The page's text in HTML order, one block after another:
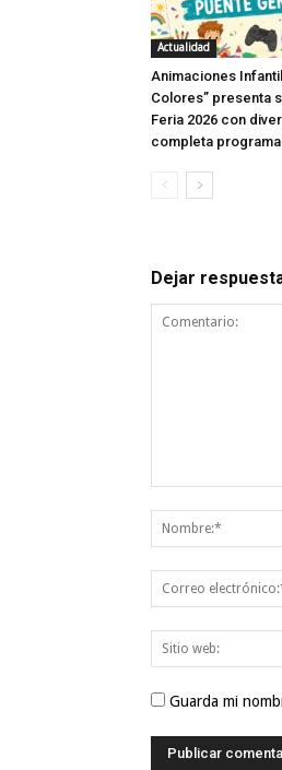
Actualidad
Animaciones
Colores” presenta
Feria 2026 con
completa
Dejar
Guarda mi